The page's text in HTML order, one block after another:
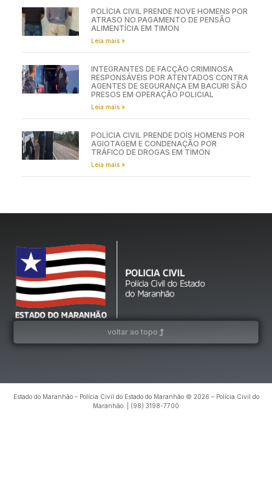
POLÍCIA CIVIL PRENDE NOVE HOMENS POR
ATRASO NO PAGAMENTO DE PENSÃO
ALIMENTÍCIA EM TIMON
Leia mais »
INTEGRANTES DE FACÇÃO CRIMINOSA
RESPONSÁVEIS POR ATENTADOS CONTRA
AGENTES DE SEGURANÇA EM BACURI SÃO
PRESOS EM OPERAÇÃO POLICIAL
Leia mais »
POLÍCIA CIVIL PRENDE DOIS HOMENS POR
AGIOTAGEM E CONDENAÇÃO POR
TRÁFICO DE DROGAS EM TIMON
Leia mais »
voltar ao topo
Estado do Maranhão – Polícia Civil do Estado do Maranhão © 2026 – Polícia Civil do
Maranhão. | (98) 3198-7700